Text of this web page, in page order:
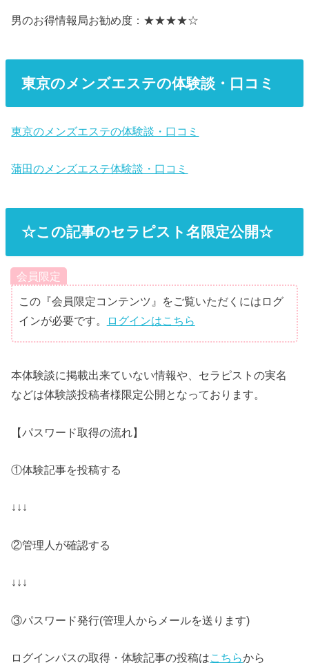
男のお得情報局お勧め度：★★★★☆
東京のメンズエステの体験談・口コミ
東京のメンズエステの体験談・口コミ
蒲田のメンズエステ体験談・口コミ
☆この記事のセラピスト名限定公開☆
会員限定
この『会員限定コンテンツ』をご覧いただくにはログ
インが必要です。
ログインはこちら
本体験談に掲載出来ていない情報や、セラピストの実名
などは体験談投稿者様限定公開となっております。
【パスワード取得の流れ】
①体験記事を投稿する
↓↓↓
②管理人が確認する
↓↓↓
③パスワード発行(管理人からメールを送ります)
ログインパスの取得・体験記事の投稿はこちらから